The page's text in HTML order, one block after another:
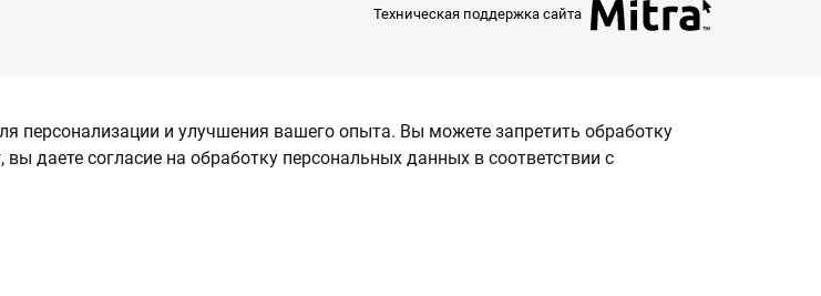
Техническая поддержка сайта
персонализации и улучшения вашего опыта. Вы можете запретить обработку
даете согласие на обработку персональных данных в соответствии с